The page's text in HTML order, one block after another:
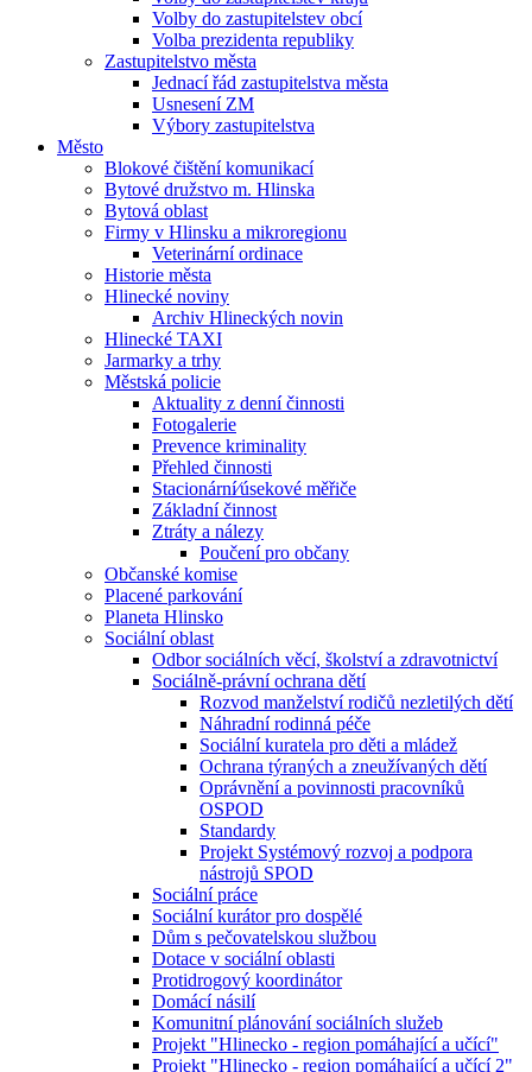
Volby do zastupitelstev obcí
Volba prezidenta republiky
Zastupitelstvo města
Jednací řád zastupitelstva města
Usnesení ZM
Výbory zastupitelstva
Město
Blokové čištění komunikací
Bytové družstvo m. Hlinska
Bytová oblast
Firmy v Hlinsku a mikroregionu
Veterinární ordinace
Historie města
Hlinecké noviny
Archiv Hlineckých novin
Hlinecké TAXI
Jarmarky a trhy
Městská policie
Aktuality z denní činnosti
Fotogalerie
Prevence kriminality
Přehled činnosti
Stacionární⁄úsekové měřiče
Základní činnost
Ztráty a nálezy
Poučení pro občany
Občanské komise
Placené parkování
Planeta Hlinsko
Sociální oblast
Odbor sociálních věcí, školství a zdravotnictví
Sociálně-právní ochrana dětí
Rozvod manželství rodičů nezletilých dětí
Náhradní rodinná péče
Sociální kuratela pro děti a mládež
Ochrana týraných a zneužívaných dětí
Oprávnění a povinnosti pracovníků
OSPOD
Standardy
Projekt Systémový rozvoj a podpora
nástrojů SPOD
Sociální práce
Sociální kurátor pro dospělé
Dům s pečovatelskou službou
Dotace v sociální oblasti
Protidrogový koordinátor
Domácí násilí
Komunitní plánování sociálních služeb
Projekt "Hlinecko - region pomáhající a učící"
Projekt "Hlinecko - region pomáhající a učící 2"